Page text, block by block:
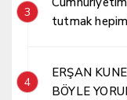
3
tutmak
4
ERŞAN
BÖYLE